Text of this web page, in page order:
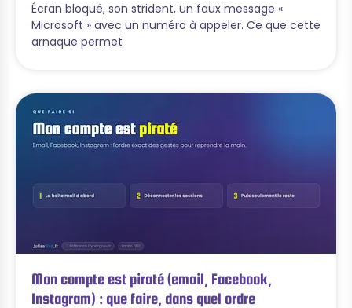
Écran bloqué, son strident, un faux message «
Microsoft » avec un numéro à appeler. Ce que cette
arnaque permet
Mon compte est piraté (email, Facebook,
Instagram) : que faire, dans quel ordre